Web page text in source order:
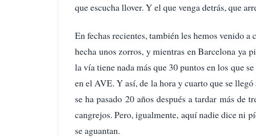
que escucha llover. Y el que venga detrás, que
En fechas recientes, también les hemos venido
hecha unos zorros, y mientras en Barcelona ya
la vía tiene nada más que 30 puntos en los que
en el AVE. Y así, de la hora y cuarto que se
se ha pasado 20 años después a tardar más de
cangrejos. Pero, igualmente, aquí nadie dice ni
se aguantan.